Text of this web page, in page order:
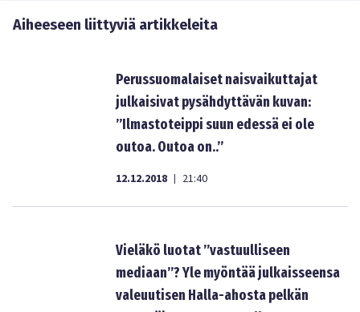
Aiheeseen liittyviä artikkeleita
Perussuomalaiset naisvaikuttajat
julkaisivat pysähdyttävän kuvan:
”Ilmastoteippi suun edessä ei ole
outoa. Outoa on..”
12.12.2018 | 21:40
Vieläkö luotat ”vastuulliseen
mediaan”? Yle myöntää julkaisseensa
valeuutisen Halla-ahosta pelkän